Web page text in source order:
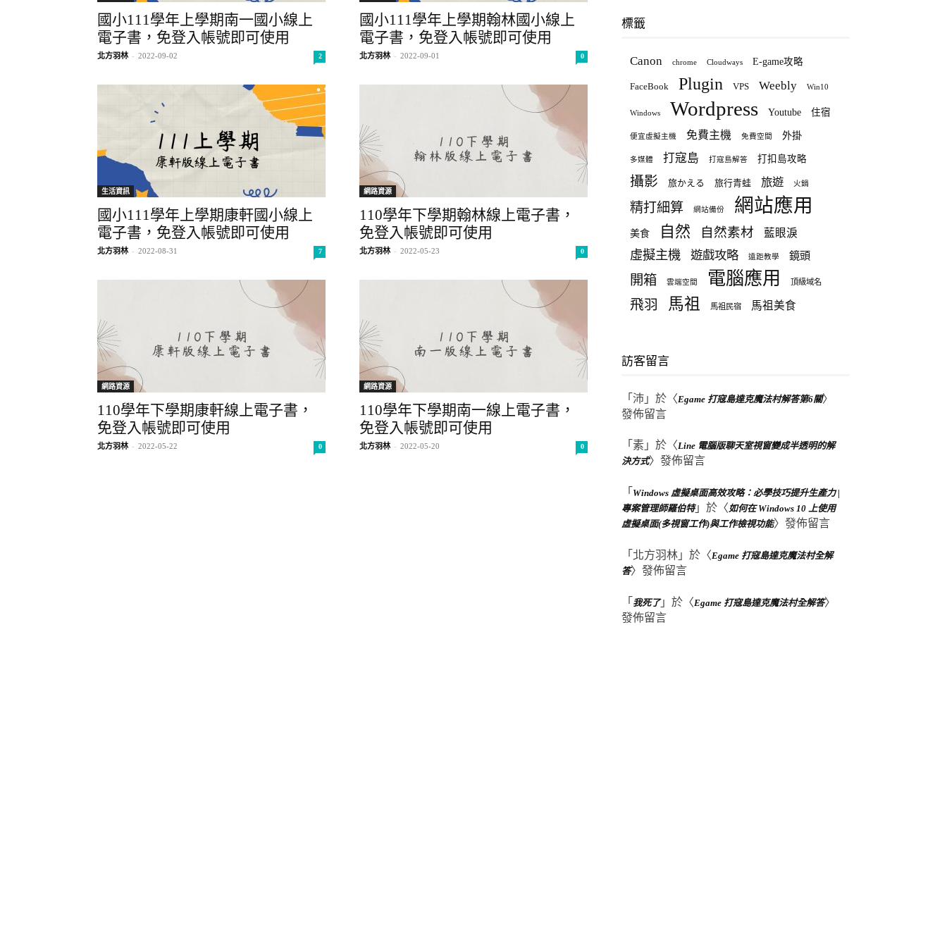
羽
國小111學年上學期南一國小線上
電子書，免登入帳號即可使用
北方羽林 - 2022-09-02 2
國小111學年上學期翰林國小線上
電子書，免登入帳號即可使用
北方羽林 - 2022-09-01 0
生活資訊
國小111學年上學期康軒國小線上
電子書，免登入帳號即可使用
北方羽林 - 2022-08-31 7
網路資源
110學年下學期翰林線上電子書，
免登入帳號即可使用
北方羽林 - 2022-05-23 0
網路資源
110學年下學期康軒線上電子書，
免登入帳號即可使用
北方羽林 - 2022-05-22 0
網路資源
110學年下學期南一線上電子書，
免登入帳號即可使用
北方羽林 - 2022-05-20 0
標籤
Canon chrome Cloudways E-game攻略
FaceBook Plugin VPS Weebly Win10
Windows Wordpress Youtube 住宿
便宜虛擬主機 免費主機 免費空間 外掛
多媒體 打寇島 打寇島解答 打扣島攻略
攝影 旅かえる 旅行青蛙 旅遊 火鍋
精打細算 網站備份 網站應用
美食 自然 自然素材 藍眼淚
虛擬主機 遊戲攻略 遠距教學 鏡頭
開箱 雲端空間 電腦應用 頂級域名
飛羽 馬祖 馬祖民宿 馬祖美食
訪客留言
「 沛 」於〈Egame 打寇島達克魔法村解答第6關〉
發佈留言
「 素 」於〈Line 電腦版聊天室視窗變成半透明的解
決方式〉發佈留言
「 Windows 虛擬桌面高效攻略：必學技巧提升生產力 |
專案管理師羅伯特」於〈 如何在 Windows 10 上使用
虛擬桌面(多視窗工作)與工作檢視功能〉發佈留言
「 北方羽林 」於〈Egame 打寇島達克魔法村全解
答〉發佈留言
「 我死了」於〈Egame 打寇島達克魔法村全解答〉
發佈留言